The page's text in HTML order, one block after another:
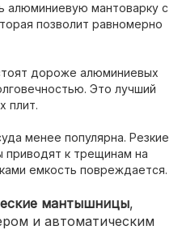
алюминиевую мантоварку с
позволит равномерно
дороже алюминиевых
Это лучший
плит.
менее популярна. Резкие
к трещинам на
емкость повреждается.
мантышницы,
и автоматическим